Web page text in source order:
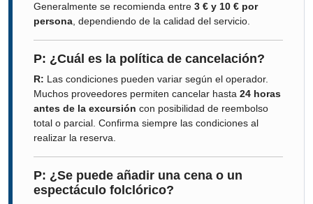
Generalmente se recomienda entre 3 € y 10 € por
persona , dependiendo de la calidad del servicio.
P: ¿Cuál es la política de cancelación?
R: Las condiciones pueden variar según el operador.
Muchos proveedores permiten cancelar hasta 24 horas
antes de la excursión con posibilidad de reembolso
total o parcial. Confirma siempre las condiciones al
realizar la reserva.
P: ¿Se puede añadir una cena o un
espectáculo folclórico?